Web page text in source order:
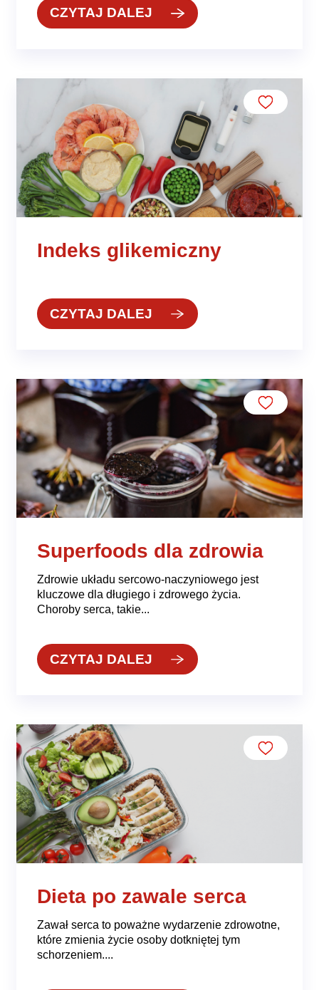
CZYTAJ DALEJ
Indeks glikemiczny
CZYTAJ DALEJ
Superfoods dla zdrowia
Zdrowie układu sercowo-naczyniowego jest
kluczowe dla długiego i zdrowego życia.
Choroby serca, takie...
CZYTAJ DALEJ
Dieta po zawale serca
Zawał serca to poważne wydarzenie zdrowotne,
które zmienia życie osoby dotkniętej tym
schorzeniem....